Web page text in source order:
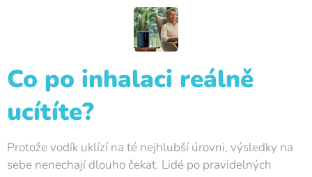
Co po inhalaci reálně
ucítíte?
Protože vodík uklízí na té nejhlubší úrovni, výsledky na
sebe nenechají dlouho čekat. Lidé po pravidelných